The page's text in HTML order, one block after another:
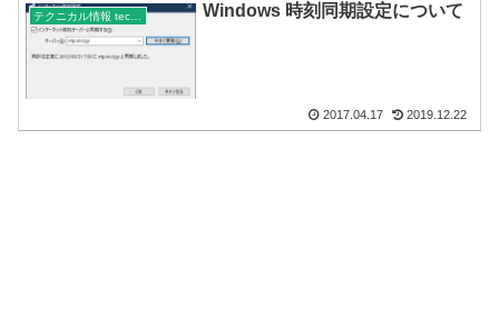
テクニカル情報 technical Windows 時刻同期設定について
2017.04.17 2019.12.22